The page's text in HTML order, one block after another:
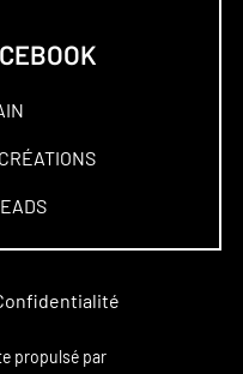
propulsé par